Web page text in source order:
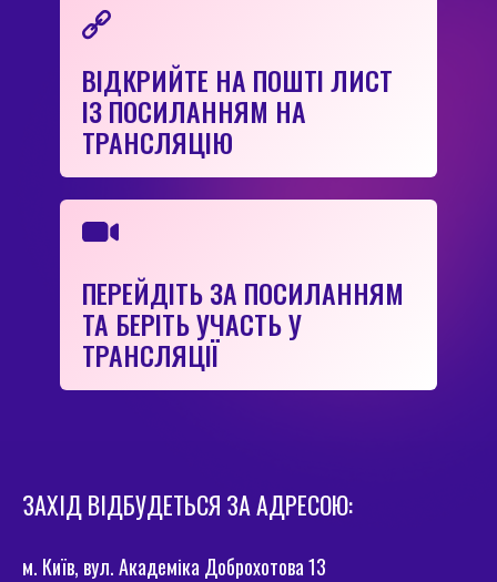
ПЕРЕЙДІТЬ ЗА ПОСИЛАННЯМ
ТА БЕРІТЬ УЧАСТЬ У
ТРАНСЛЯЦІЇ
ВІДКРИЙТЕ НА ПОШТІ ЛИСТ
ІЗ ПОСИЛАННЯМ НА
ТРАНСЛЯЦІЮ
ЗАХІД ВІДБУДЕТЬСЯ ЗА АДРЕСОЮ:
м. Київ, вул. Академіка Доброхотова 13